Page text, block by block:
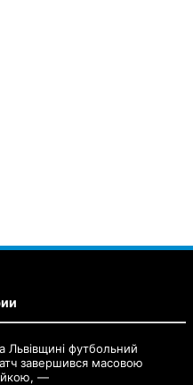
Львівщині футбольний
завершився масовою
—